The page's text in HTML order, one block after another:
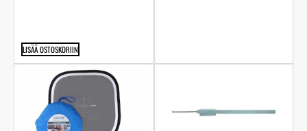
LISÄÄ OSTOSKORIIN